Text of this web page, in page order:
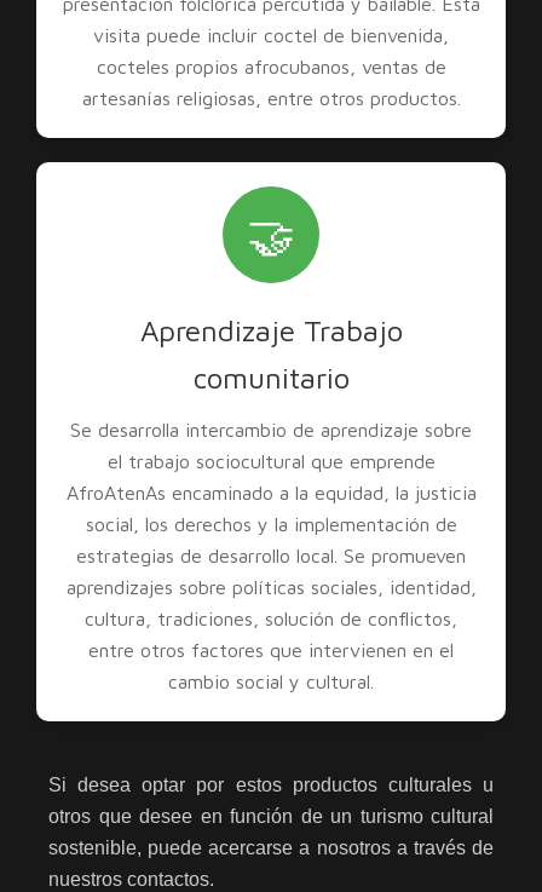
visita puede incluir coctel de bienvenida,
cocteles propios afrocubanos, ventas de
artesanías religiosas, entre otros productos.
🤝
Aprendizaje Trabajo
comunitario
Se desarrolla intercambio de aprendizaje sobre
el trabajo sociocultural que emprende
AfroAtenAs encaminado a la equidad, la justicia
social, los derechos y la implementación de
estrategias de desarrollo local. Se promueven
aprendizajes sobre políticas sociales, identidad,
cultura, tradiciones, solución de conflictos,
entre otros factores que intervienen en el
cambio social y cultural.
Si desea optar por estos productos culturales u
otros que desee en función de un turismo cultural
sostenible, puede acercarse a nosotros a través de
nuestros contactos.